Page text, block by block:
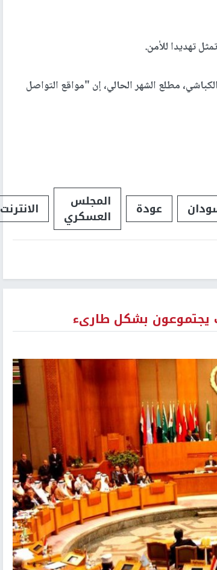
تهديدا للأمن.
مطلع الشهر الحالي، إن "مواقع التواصل
عودة المجلس
العسكري الانترنت
يجتموعون بشكل طارىء